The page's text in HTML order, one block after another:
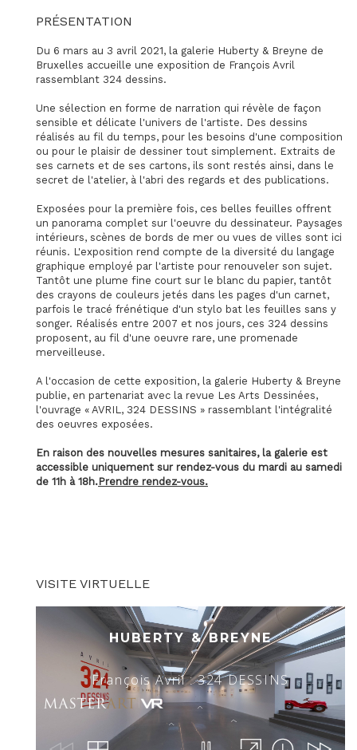
PRÉSENTATION
Du 6 mars au 3 avril 2021, la galerie Huberty & Breyne de
Bruxelles accueille une exposition de François Avril
rassemblant 324 dessins.
Une sélection en forme de narration qui révèle de façon
sensible et délicate l'univers de l'artiste. Des dessins
réalisés au fil du temps, pour les besoins d'une composition
ou pour le plaisir de dessiner tout simplement. Extraits de
ses carnets et de ses cartons, ils sont restés ainsi, dans le
secret de l'atelier, à l'abri des regards et des publications.
Exposées pour la première fois, ces belles feuilles offrent
un panorama complet sur l'oeuvre du dessinateur. Paysages
intérieurs, scènes de bords de mer ou vues de villes sont ici
réunis. L'exposition rend compte de la diversité du langage
graphique employé par l'artiste pour renouveler son sujet.
Tantôt une plume fine court sur le blanc du papier, tantôt
des crayons de couleurs jetés dans les pages d'un carnet,
parfois le tracé frénétique d'un stylo bat les feuilles sans y
songer. Réalisés entre 2007 et nos jours, ces 324 dessins
proposent, au fil d'une oeuvre rare, une promenade
merveilleuse.
A l'occasion de cette exposition, la galerie Huberty & Breyne
publie, en partenariat avec la revue Les Arts Dessinées,
l'ouvrage « AVRIL, 324 DESSINS » rassemblant l'intégralité
des oeuvres exposées.
En raison des nouvelles mesures sanitaires, la galerie est
accessible uniquement sur rendez-vous du mardi au samedi
de 11h à 18h.Prendre rendez-vous.
VISITE VIRTUELLE